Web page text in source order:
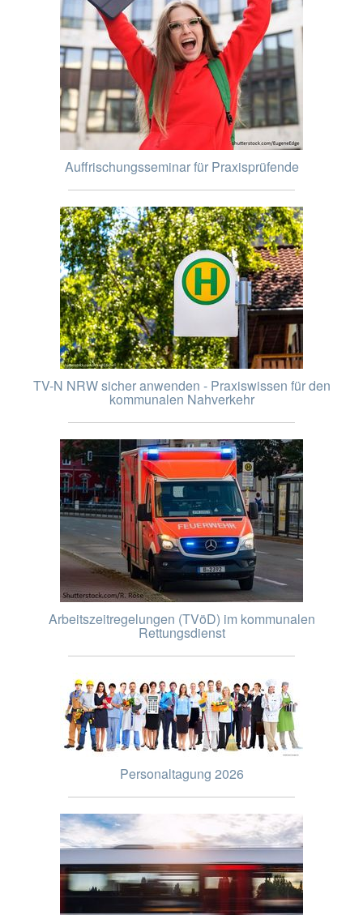
Auffrischungsseminar für Praxisprüfende
TV-N NRW sicher anwenden - Praxiswissen für den
kommunalen Nahverkehr
Arbeitszeitregelungen (TVöD) im kommunalen
Rettungsdienst
Personaltagung 2026